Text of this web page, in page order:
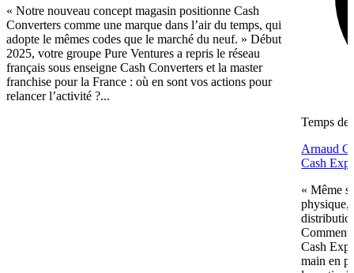
« Notre nouveau concept magasin positionne Cash
Converters comme une marque dans l’air du temps, qui
adopte le mêmes codes que le marché du neuf. » Début
2025, votre groupe Pure Ventures a repris le réseau
français sous enseigne Cash Converters et la master
franchise pour la France : où en sont vos actions pour
relancer l’activité ?...
Temps de
Arnaud
Cash
« Même
physique,
Comment
Cash
main en